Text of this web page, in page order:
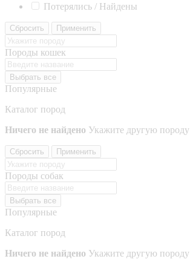
Потерялись / Найдены
Сбросить Применить
Породы кошек
Выбрать все
Популярные
Каталог пород
Ничего не найдено Укажите другую породу
Сбросить Применить
Породы собак
Выбрать все
Популярные
Каталог пород
Ничего не найдено Укажите другую породу